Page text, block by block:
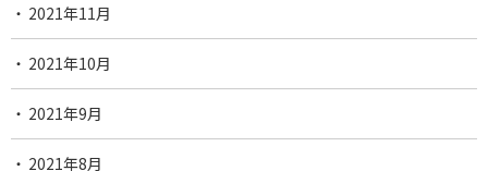
2021年11月
2021年10月
2021年9月
2021年8月